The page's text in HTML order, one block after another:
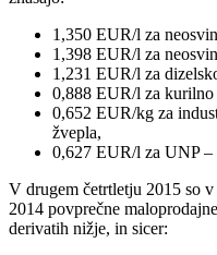
1,350 EUR/l za
1,398 EUR/l za
1,231 EUR/l za
0,888 EUR/l za
0,652 EUR/kg za
žvepla,
0,627 EUR/l za UNP –
V drugem četrtletju 2015 so
2014 povprečne
derivatih nižje, in sicer: